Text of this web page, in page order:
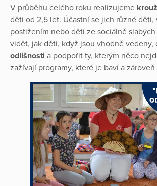
V průběhu celého roku realizujeme
děti od 2,5 let. Účastní se jich různé děti,
postižením nebo dětí ze sociálně
vidět, jak děti, když jsou vhodně vedeny,
odlišnosti a podpořit ty, kterým něco
zažívají programy, které je baví a